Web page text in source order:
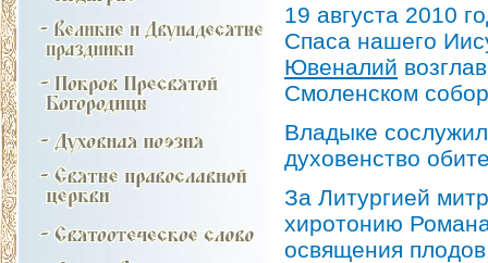
19 августа 2010
Спаса нашего
Ювеналий
Смоленском
Владыке
духовенство
За Литургией
хиротонию
освящения